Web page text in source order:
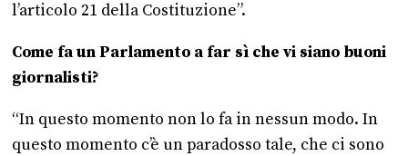
l’articolo 21 della Costituzione”.
Come fa un Parlamento a far sì che vi siano buoni
giornalisti?
“In questo momento non lo fa in nessun modo. In
questo momento c’è un paradosso tale, che ci sono